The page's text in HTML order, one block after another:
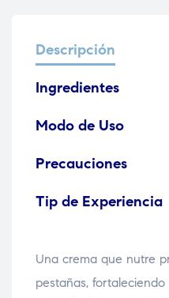
Descripción
Ingredientes
Modo de Uso
Precauciones
Tip de Experiencia
Una crema que nutre
pestañas,